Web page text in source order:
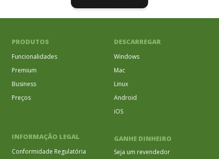
PRODUTOS
Funcionalidades
Premium
Business
Preços
DESCARREGAR
Windows
Mac
Linux
Android
iOS
INFORMAÇÃO LEGAL
Conformidade Regulatória
GANHE DINHEIRO
Seja um revendedor